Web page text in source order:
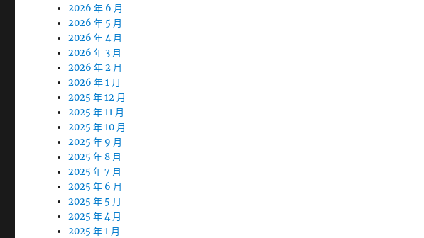
2026 年 6 月
2026 年 5 月
2026 年 4 月
2026 年 3 月
2026 年 2 月
2026 年 1 月
2025 年 12 月
2025 年 11 月
2025 年 10 月
2025 年 9 月
2025 年 8 月
2025 年 7 月
2025 年 6 月
2025 年 5 月
2025 年 4 月
2025 年 1 月